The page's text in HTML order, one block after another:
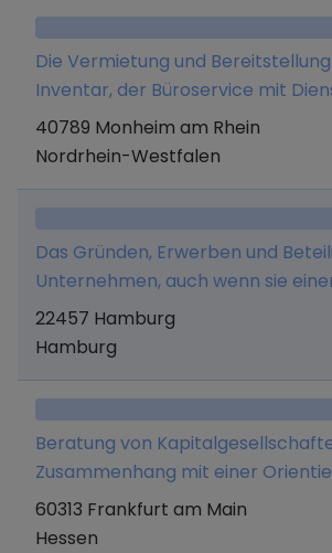
Die Vermietung und
Inventar, der Büroservice mit
die im Zusammenhang mit einem
anfallen, der Buchungs- und
Unternehmensbereich, sonstige
40789 Monheim am Rhein
Nordrhein-Westfalen
Das Gründen, Erwerben und
Unternehmen, auch wenn sie
Unternehmensgegenstand haben,
die Übernahme der
Abschließen von
Ferner ist die Gesellschaft
Dienstleistungen für verbundene
zu erbringen - insbesondere in
Management, Personal,
IT, Verwaltung und strategische
22457 Hamburg
Hamburg
Beratung von
Zusammenhang mit einer
Aktienmarkt, insbesondere
Presse, Marketing-und
60313 Frankfurt am Main
Hessen